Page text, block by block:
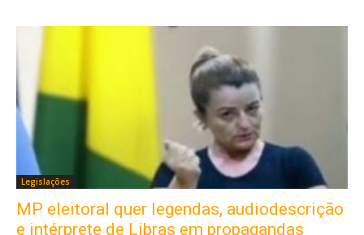
Legislações
MP eleitoral quer legendas, audiodescrição
e intérprete de Libras em propagandas